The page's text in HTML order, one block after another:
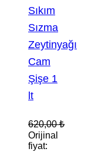
Sıkım
Sızma
Zeytinyağı
Cam
Şişe 1
lt
620,00₺
Orijinal
fiyat: